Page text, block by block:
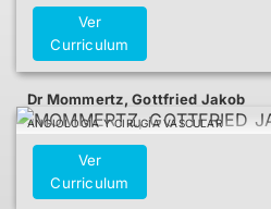
Ver
Curriculum
Dr Mommertz, Gottfried Jakob
ANGIOLOGÍA Y CIRUGÍA VASCULAR
Ver
Curriculum